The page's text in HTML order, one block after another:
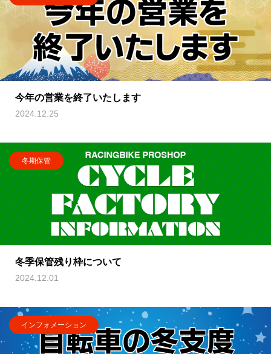
今年の営業を終了いたします
2024.12.25
冬期保管
冬季保管残り枠について
2024.12.01
インフォメーション